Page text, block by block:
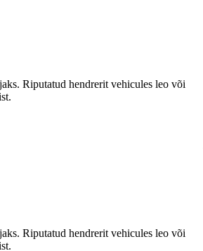
Riputatud hendrerit vehicules leo või
Riputatud hendrerit vehicules leo või